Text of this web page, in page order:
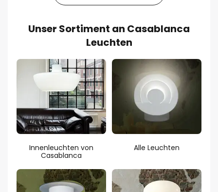
Unser Sortiment an Casablanca
Leuchten
Innenleuchten von
Casablanca
Alle Leuchten